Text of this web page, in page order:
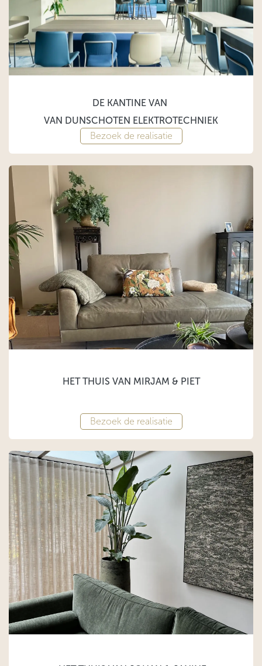
DE KANTINE VAN
VAN DUNSCHOTEN ELEKTROTECHNIEK
Bezoek de realisatie
HET THUIS VAN MIRJAM & PIET
Bezoek de realisatie